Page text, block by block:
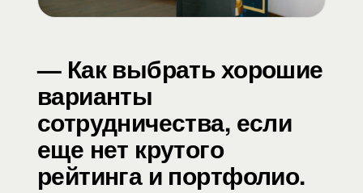
— Как выбрать хорошие
варианты
сотрудничества, если
еще нет крутого
рейтинга и портфолио.